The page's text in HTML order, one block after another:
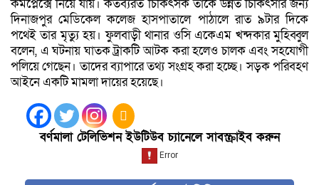
কমপ্লেক্সে নিয়ে যায়। কর্তব্যরত চিকিৎসক তাকে উন্নত চিকিৎসার জন্য
দিনাজপুর মেডিকেল কলেজ হাসপাতালে পাঠালে রাত ৯টার দিকে
পথেই তার মৃত্যু হয়। ফুলবাড়ী থানার ওসি একেএম খন্দকার মুহিব্বুল
বলেন, এ ঘটনায় ঘাতক ট্রাকটি আটক করা হলেও চালক এবং সহযোগী
পলিয়ে গেছেন। তাদের ব্যাপারে তথ্য সংগ্রহ করা হচ্ছে। সড়ক পরিবহণ
আইনে একটি মামলা দায়ের হয়েছে।
বর্ণমালা টেলিভিশন ইউটিউব চ্যানেলে সাবস্ক্রাইব করুন